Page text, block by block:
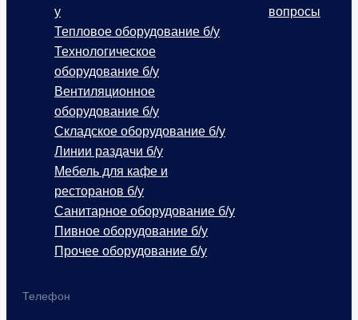
Телефон
у
Тепловое оборудование б/у
Технологическое
оборудование б/у
Вентиляционное
оборудование б/у
Складское оборудование б/у
Линии раздачи б/у
Мебель для кафе и
ресторанов б/у
Санитарное оборудование б/у
Пивное оборудование б/у
Прочее оборудование б/у
вопросы